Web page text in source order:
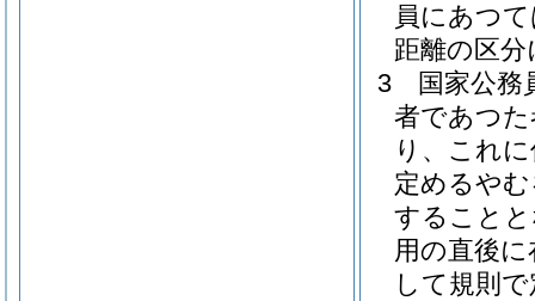
員にあつ
距離の区
3
国家公務
者であつ
り、これ
定めるや
すること
用の直後
して規則